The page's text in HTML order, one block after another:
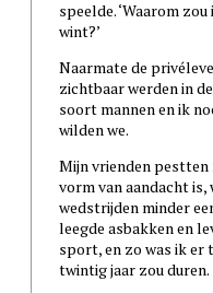
speelde. ‘Waarom
wint?’
Naarmate de
zichtbaar werden in
soort mannen en ik
wilden we.
Mijn vrienden pestten
vorm van aandacht
wedstrijden minder
leegde asbakken en
sport, en zo was ik er
twintig jaar zou duren.